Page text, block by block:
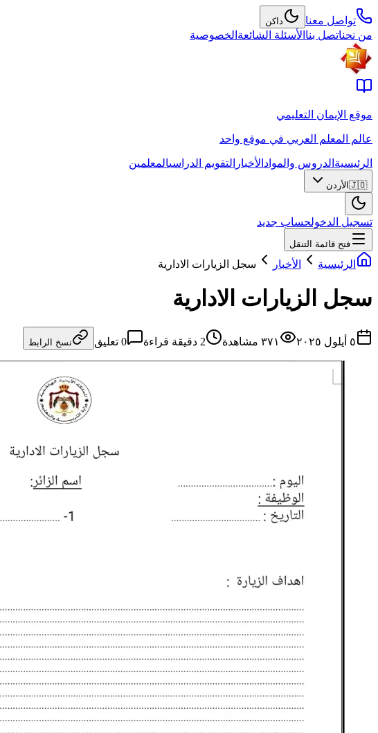
تواصل معنا داكن
من نحناتصل بنا الأسئلة الشائعة الخصوصية
موقع الإيمان التعليمي
عالم المعلم العربي في موقع واحد
الرئيسية الدروس والمواد الأخبار التقويم الدراسيالمعلمين
🇯🇴 الأردن
تسجيل الدخولحساب جديد
فتح قائمة التنقل
الرئيسية الأخبار سجل الزيارات الادارية
سجل الزيارات الادارية
٥ أيلول ٢٠٢٥ ٣٧١ مشاهدة 2 دقيقة قراءة 0 تعليق نسخ الرابط